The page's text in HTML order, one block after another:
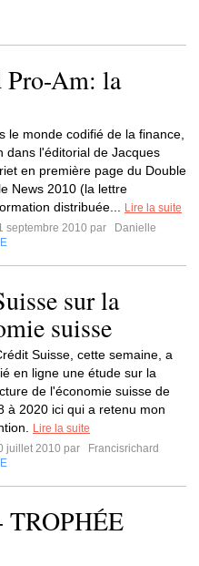
Pro-Am: la
le monde codifié de la finance,
dans l'éditorial de Jacques
en première page du Double
News 2010 (la lettre
distribuée...
Lire la suite
septembre 2010 par
Danielle
sur la
suisse
Suisse, cette semaine, a
en ligne une étude sur la
de l'économie suisse de
à 2020 ici qui a retenu mon
Lire la suite
juillet 2010 par
Francisrichard
TROPHÉE